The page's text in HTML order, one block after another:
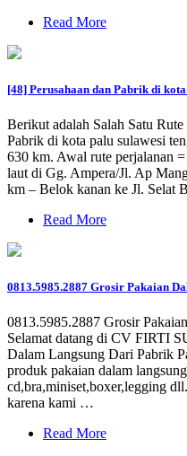
Read More
[48] Perusahaan dan Pabrik di
Berikut adalah Salah Satu
Pabrik di kota palu sulawesi
630 km. Awal rute perjalanan
laut di Gg. Ampera/Jl. Ap
km – Belok kanan ke Jl. Selat
Read More
0813.5985.2887 Grosir Pakaian
0813.5985.2887 Grosir
Selamat datang di CV FIRTI
Dalam Langsung Dari Pabrik
produk pakaian dalam
cd,bra,miniset,boxer,legging
karena kami …
Read More